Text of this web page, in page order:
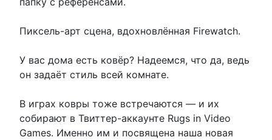
Пиксель-арт сцена, вдохновлённая Firewatch.
У вас дома есть ковёр? Надеемся, что да, ведь
он задаёт стиль всей комнате.
В играх ковры тоже встречаются — и их
собирают в Твиттер-аккаунте Rugs in Video
Games. Именно им и посвящена наша новая